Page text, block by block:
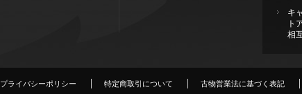
キ
ト
相
プライバシーポリシー 特定商取引について 古物営業法に基づく表記